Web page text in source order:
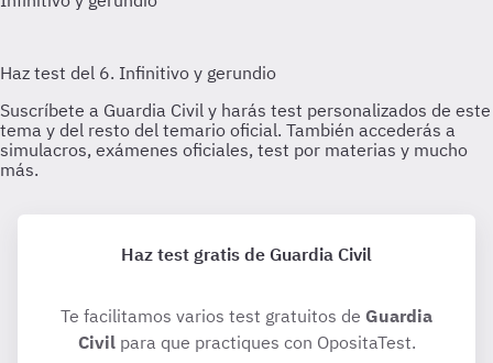
Haz test gratis de Guardia Civil
Te facilitamos varios test gratuitos de Guardia
Civilpara que practiques con OpositaTest.